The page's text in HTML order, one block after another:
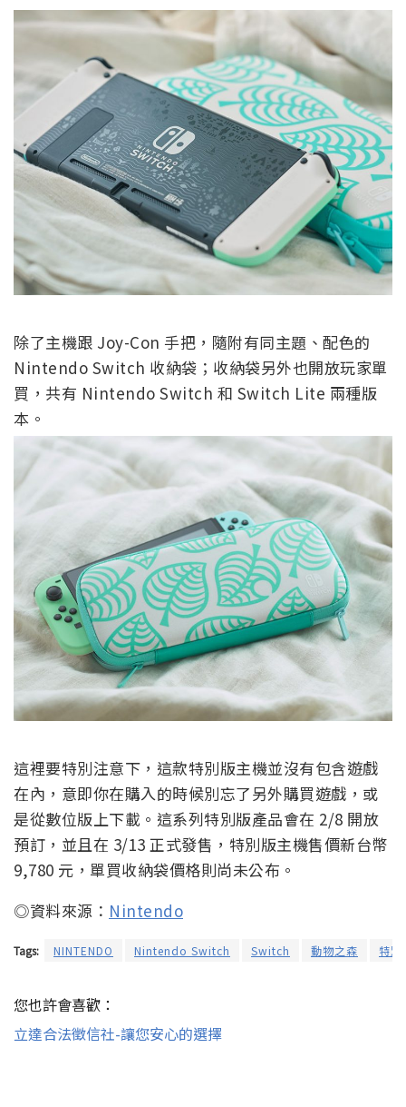
除了主機跟 Joy-Con 手把，隨附有同主題、配色的
Nintendo Switch 收納袋；收納袋另外也開放玩家單
買，共有 Nintendo Switch 和 Switch Lite 兩種版
本。
這裡要特別注意下，這款特別版主機並沒有包含遊戲
在內，意即你在購入的時候別忘了另外購買遊戲，或
是從數位版上下載。這系列特別版產品會在 2/8 開放
預訂，並且在 3/13 正式發售，特別版主機售價新台幣
9,780 元，單買收納袋價格則尚未公布。
◎資料來源： Nintendo
Tags: NINTENDO Nintendo Switch Switch 動物之森 特別
您也許會喜歡：
立達合法徵信社-讓您安心的選擇